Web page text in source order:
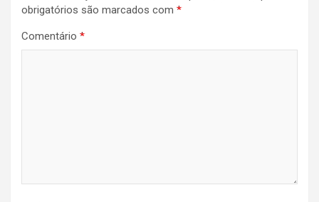
obrigatórios são marcados com *
Comentário *